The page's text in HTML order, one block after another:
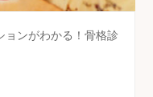
ョンがわかる！骨格診